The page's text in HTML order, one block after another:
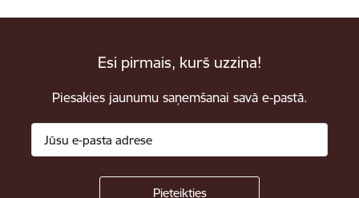
Esi pirmais, kurš uzzina!
Piesakies jaunumu saņemšanai savā e-pastā.